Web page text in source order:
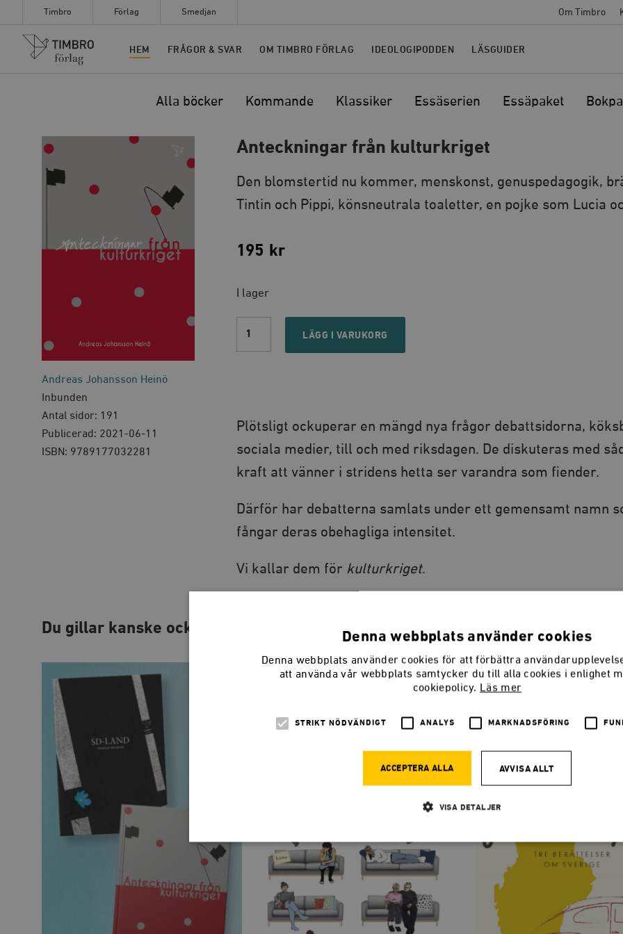
Timbro Förlag Smedjan Om Timbro
Timbro
HEM FRÅGOR & SVAR OM TIMBRO FÖRLAG IDEOLOGIPODDEN LÄSGUIDER
Alla böcker Kommande Klassiker Essäserien Essäpaket
Andreas Johansson Heinö
Inbunden
Antal sidor: 191
Publicerad: 2021-06-11
ISBN: 9789177032281
Anteckningar från kulturkriget
Den blomstertid nu kommer, menskonst, genuspedagogik,
Tintin och Pippi, könsneutrala toaletter, en pojke som Lucia
195 kr
I lager
Anteckningar
från
LÄGG I VARUKORG
Plötsligt ockuperar en mängd nya frågor debattsidorna,
sociala medier, till och med riksdagen. De diskuteras med
kraft att vänner i stridens hetta ser varandra som fiender.
Därför har debatterna samlats under ett gemensamt namn
fångar deras obehagliga intensitet.
Vi kallar dem för kulturkriget.
Du gillar kanske också…
Denna webbplats använder cookies
Denna webbplats använder cookies för att förbättra
att använda vår webbplats samtycker du till alla cookies i enlighet
cookiepolicy. Läs mer
STRIKT NÖDVÄNDIGT ANALYS MARKNADSFÖRING
ACCEPTERA ALLA AVVISA ALLT
VISA DETALJER
Strikt nödvändigt Analys Marknadsföring Funktioner
Strikt nödvändiga kakor tillåter kärnwebbplatsfunktioner som användarinloggning och kontohantering. Webbplatsen
utan strikt nödvändiga cookies.
Leverantör
/ Domän
Beskrivning